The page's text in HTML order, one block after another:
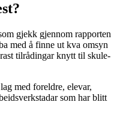
gjekk gjennom rapporten
med å finne ut kva omsyn
tilrådingar knytt til skule-
med foreldre, elevar,
som har blitt